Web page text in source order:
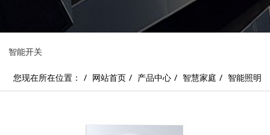
智能开关
您现在所在位置： 网站首页 产品中心 智慧家庭 智能照明